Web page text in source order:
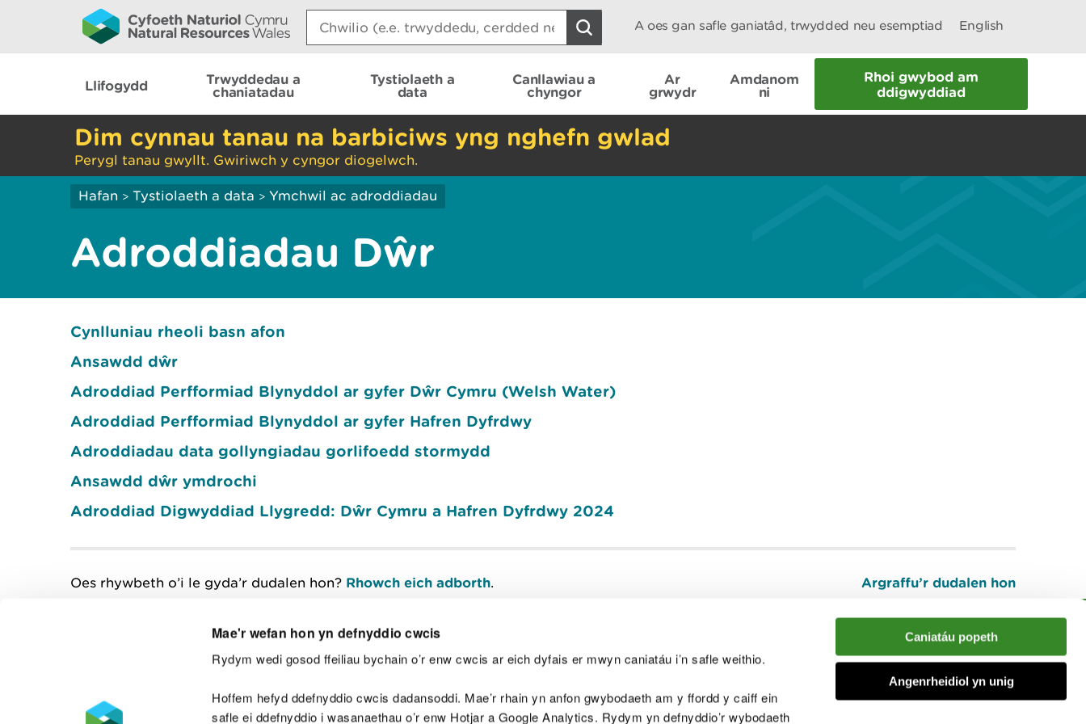
Mae'r wefan hon yn defnyddio cwcis
Rydym wedi gosod ffeiliau bychain o’r enw cwcis ar eich dyfais er mwyn caniatáu i’n safle weithio.
Hoffem hefyd ddefnyddio cwcis dadansoddi. Mae’r rhain yn anfon gwybodaeth am y ffordd y caiff ein
safle ei ddefnyddio i wasanaethau o’r enw Hotjar a Google Analytics. Rydym yn defnyddio’r wybodaeth
Caniatáu popeth
Angenrheidiol yn unig
Search:
A oes gan safle ganiatâd, trwydded neu esemptiad English
Llifogydd
Trwyddedau a
chaniatadau
Tystiolaeth a
data
Canllawiau a
chyngor
Ar
grwydr
Amdanom
ni
Rhoi gwybod am
ddigwyddiad
Dim cynnau tanau na barbiciws yng nghefn gwlad
Perygl tanau gwyllt. Gwiriwch y cyngor diogelwch.
Hafan > Tystiolaeth a data > Ymchwil ac adroddiadau
Adroddiadau Dŵr
Cynlluniau rheoli basn afon
Ansawdd dŵr
Adroddiad Perfformiad Blynyddol ar gyfer Dŵr Cymru (Welsh Water)
Adroddiad Perfformiad Blynyddol ar gyfer Hafren Dyfrdwy
Adroddiadau data gollyngiadau gorlifoedd stormydd
Ansawdd dŵr ymdrochi
Adroddiad Digwyddiad Llygredd: Dŵr Cymru a Hafren Dyfrdwy 2024
Oes rhywbeth o’i le gyda’r dudalen hon? Rhowch eich adborth. Argraffu’r dudalen hon
I fyny